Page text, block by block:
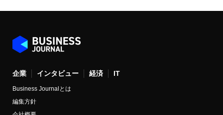
企業 インタビュー 経済 IT
Business Journalとは
編集方針